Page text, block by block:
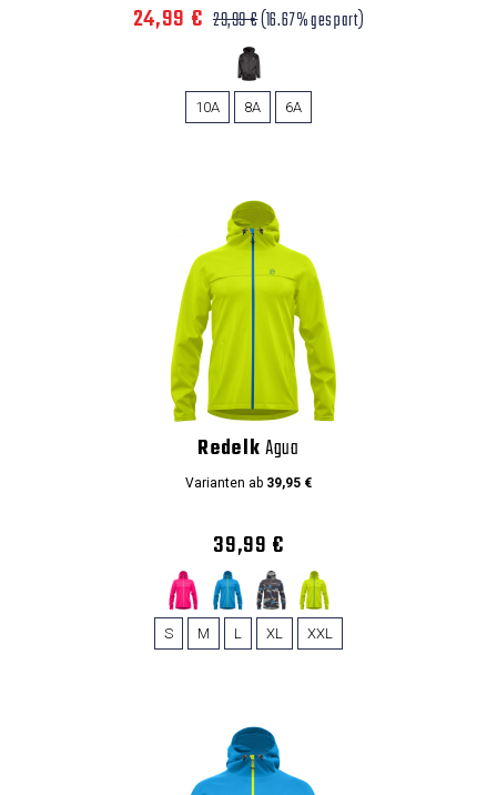
24,99 € 29,99 €(16.67% gespart)
10A 8A 6A
RedelkAgua
Varianten ab 39,95 €
39,99 €
S M L XL XXL